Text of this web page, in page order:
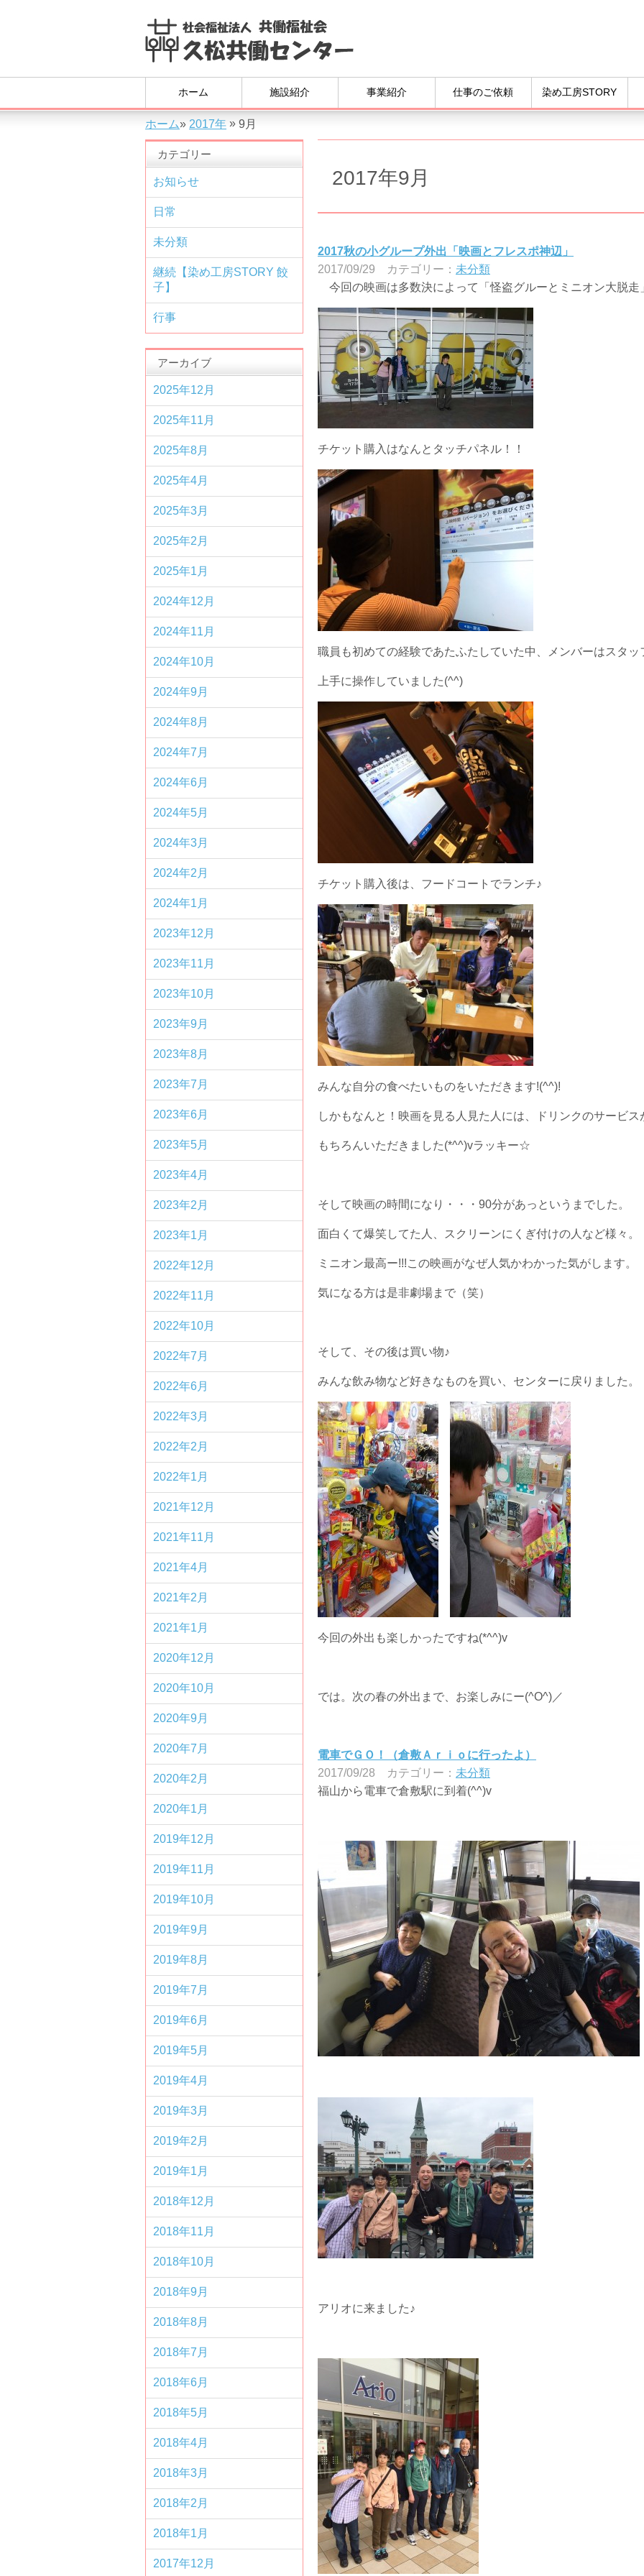
ホーム 施設紹介 事業紹介 仕事のご依頼 染め工房STORY
ホーム» 2017年 » 9月
2017年9月
2017秋の小グループ外出「映画とフレスポ神辺」
2017/09/29
カテゴリー： 未分類
今回の映画は多数決によって「怪盗グルーとミニオン大脱走
チケット購入はなんとタッチパネル！！
職員も初めての経験であたふたしていた中、メンバーはスタッ
上手に操作していました(^^)
チケット購入後は、フードコートでランチ♪
みんな自分の食べたいものをいただきます!(^^)!
しかもなんと！映画を見る人見た人には、ドリンクのサービス
もちろんいただきました(*^^)vラッキー☆
そして映画の時間になり・・・90分があっというまでした。
面白くて爆笑してた人、スクリーンにくぎ付けの人など様々。
ミニオン最高ー!!!この映画がなぜ人気かわかった気がします。
気になる方は是非劇場まで（笑）
そして、その後は買い物♪
みんな飲み物など好きなものを買い、センターに戻りました。
今回の外出も楽しかったですね(*^^)v
では。次の春の外出まで、お楽しみにー(^O^)／
電車でＧＯ！（倉敷Ａｒｉｏに行ったよ）
2017/09/28
カテゴリー： 未分類
福山から電車で倉敷駅に到着(^^)v
アリオに来ました♪
カテゴリー
お知らせ
日常
未分類
継続【染め工房STORY 餃
子】
行事
アーカイブ
2025年12月
2025年11月
2025年8月
2025年4月
2025年3月
2025年2月
2025年1月
2024年12月
2024年11月
2024年10月
2024年9月
2024年8月
2024年7月
2024年6月
2024年5月
2024年3月
2024年2月
2024年1月
2023年12月
2023年11月
2023年10月
2023年9月
2023年8月
2023年7月
2023年6月
2023年5月
2023年4月
2023年2月
2023年1月
2022年12月
2022年11月
2022年10月
2022年7月
2022年6月
2022年3月
2022年2月
2022年1月
2021年12月
2021年11月
2021年4月
2021年2月
2021年1月
2020年12月
2020年10月
2020年9月
2020年7月
2020年2月
2020年1月
2019年12月
2019年11月
2019年10月
2019年9月
2019年8月
2019年7月
2019年6月
2019年5月
2019年4月
2019年3月
2019年2月
2019年1月
2018年12月
2018年11月
2018年10月
2018年9月
2018年8月
2018年7月
2018年6月
2018年5月
2018年4月
2018年3月
2018年2月
2018年1月
2017年12月